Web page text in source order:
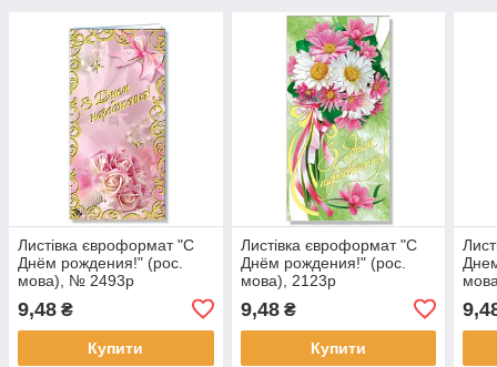
Листівка євроформат "С
Днём рождения!" (рос.
мова), № 2493р
9,48 ₴
Купити
Листівка євроформат "С
Днём рождения!" (рос.
мова), 2123р
9,48₴
Купити